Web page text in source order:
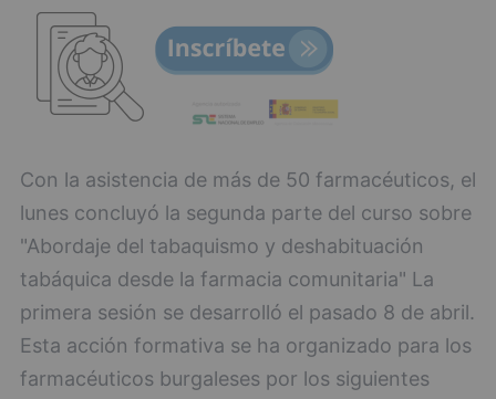
Con la asistencia de más de 50 farmacéuticos, el
lunes concluyó la segunda parte del curso sobre
"Abordaje del tabaquismo y deshabituación
tabáquica desde la farmacia comunitaria" La
primera sesión se desarrolló el pasado 8 de abril.
Esta acción formativa se ha organizado para los
farmacéuticos burgaleses por los siguientes